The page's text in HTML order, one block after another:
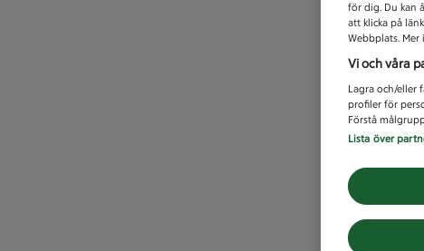
för dig. Du kan
att klicka på
Webbplats.
Vi och våra
Lagra och/eller
profiler för
Förstå
Lista över